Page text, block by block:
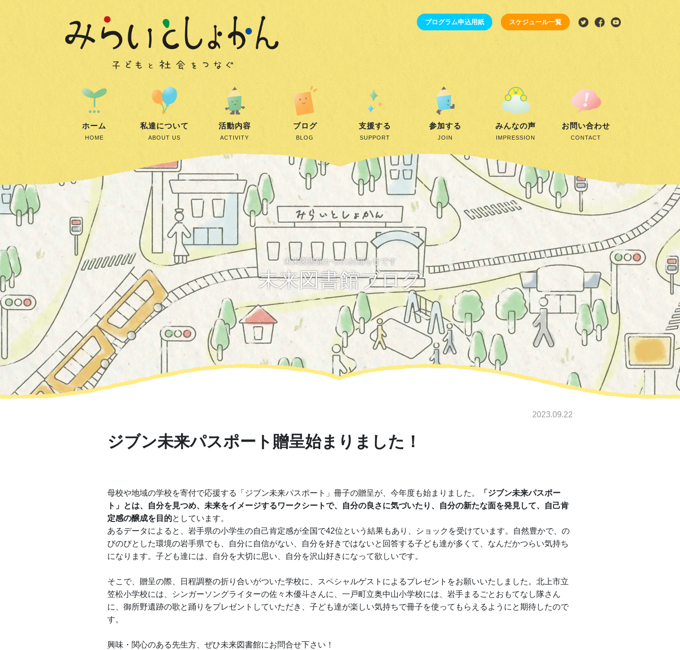
プログラム申込用紙 スケジュール一覧
ホーム
HOME
私達について
ABOUT US
活動内容
ACTIVITY
ブログ
BLOG
支援する
SUPPORT
参加する
JOIN
みんなの声
IMPRESSION
お問い合わせ
CONTACT
未来図書館からのお知らせです
未来図書館ブログ
2023.09.22
ジブン未来パスポート贈呈始まりました！
母校や地域の学校を寄付で応援する「ジブン未来パスポート」冊子の贈呈が、今年度も始まりました。
「ジブン未来パスポー
ト」とは、自分を見つめ、未来をイメージするワークシートで、自分の良さに気づいたり、自分の新たな面を発見して、自己肯
定感の醸成を目的としています。
あるデータによると、岩手県の小学生の自己肯定感が全国で42位という結果もあり、ショックを受けています。自然豊かで、の
びのびとした環境の岩手県でも、自分に自信がない、自分を好きではないと回答する子ども達が多くて、なんだかつらい気持ち
になります。子ども達には、自分を大切に思い、自分を沢山好きになって欲しいです。
そこで、贈呈の際、日程調整の折り合いがついた学校に、スペシャルゲストによるプレゼントをお願いいたしました。北上市立
笠松小学校には、シンガーソングライターの佐々木優斗さんに、一戸町立奥中山小学校には、岩手まるごとおもてなし隊さん
に、御所野遺跡の歌と踊りをプレゼントしていただき、子ども達が楽しい気持ちで冊子を使ってもらえるようにと期待したので
す。
興味・関心のある先生方、ぜひ未来図書館にお問合せ下さい！